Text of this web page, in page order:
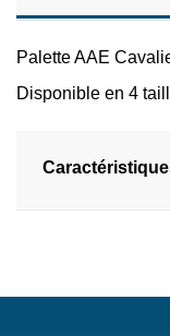
Palette AAE
Disponible en 4